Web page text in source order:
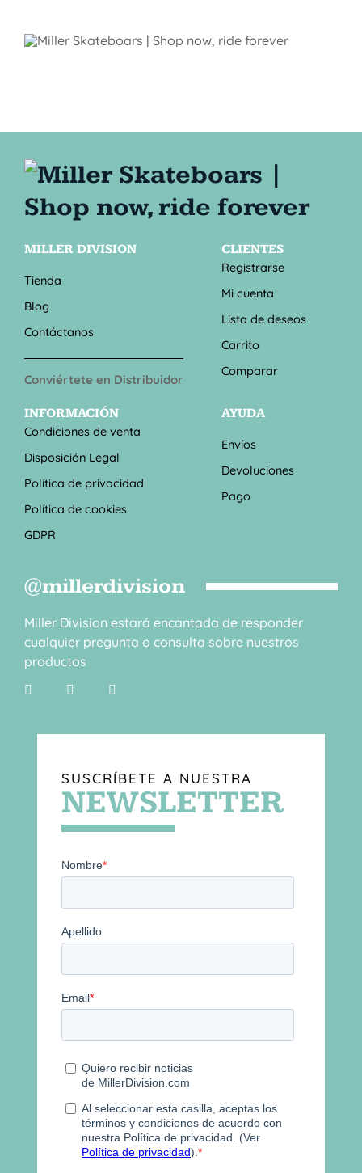
MILLER DIVISION
Tienda
Blog
Contáctanos
Conviértete en Distribuidor
CLIENTES
Registrarse
Mi cuenta
Lista de deseos
Carrito
Comparar
INFORMACIÓN
Condiciones de venta
Disposición Legal
Política de privacidad
Política de cookies
GDPR
AYUDA
Envíos
Devoluciones
Pago
@millerdivision
Miller Division estará encantada de responder
cualquier pregunta o consulta sobre nuestros
productos
SUSCRÍBETE A NUESTRA
NEWSLETTER